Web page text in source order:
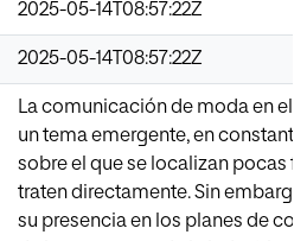
2025-05-14T08:57:22Z
2025-05-14T08:57:22Z
La comunicación de moda en el
un tema emergente, en
sobre el que se localizan pocas
traten directamente. Sin
su presencia en los planes de